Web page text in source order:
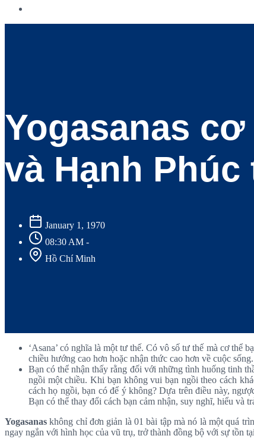
Yogasanas
và Hạnh
January 1, 1970
08:30 AM -
Hồ Chí Minh
‘Asana’ có nghĩa là một tư thế. Có vô số tư thế mà cơ thể
chiều hướng cao hơn hoặc nhận thức cao hơn về cuộc
Bạn có thể nhận thấy rằng đối với những tình huống tinh
ngồi một chiều. Khi bạn không vui bạn ngồi theo cách
cách họ ngồi, bạn có để ý không? Dựa trên điều này,
Bạn có thể thay đổi cách bạn cảm nhận, suy nghĩ, hiểu và
Yogasanas không chỉ đơn giản là 01 bài tập mà nó là một quá
ngay ngắn với hình học của vũ trụ, trở thành đồng bộ với sự tồn